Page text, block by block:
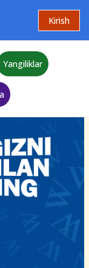
Kirish
Yangiliklar